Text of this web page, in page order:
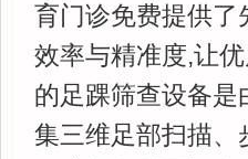
育门诊免费提供了
效率与精准度,让
的足踝筛查设备
集三维足部扫描、